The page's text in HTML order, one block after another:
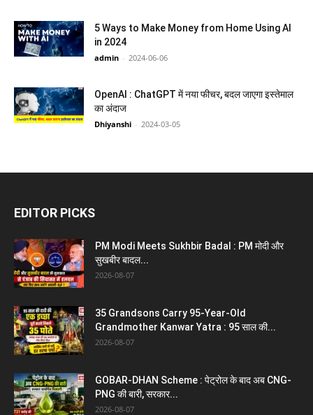
5 Ways to Make Money from Home Using AI
in 2024
admin - 2024-06-06
OpenAI : ChatGPT में नया फीचर, बदल जाएगा इस्तेमाल
का अंदाज
Dhiyanshi - 2024-03-05
EDITOR PICKS
PM Modi Meets Sukhbir Badal : PM मोदी और
सुखबीर बादल...
2026-08-07
35 Grandsons Carry 95-Year-Old
Grandmother Kanwar Yatra : 95 साल की...
2026-08-07
GOBAR-DHAN Scheme : पेट्रोल के बाद अब CNG-
PNG की बारी, सरकार...
2026-08-07